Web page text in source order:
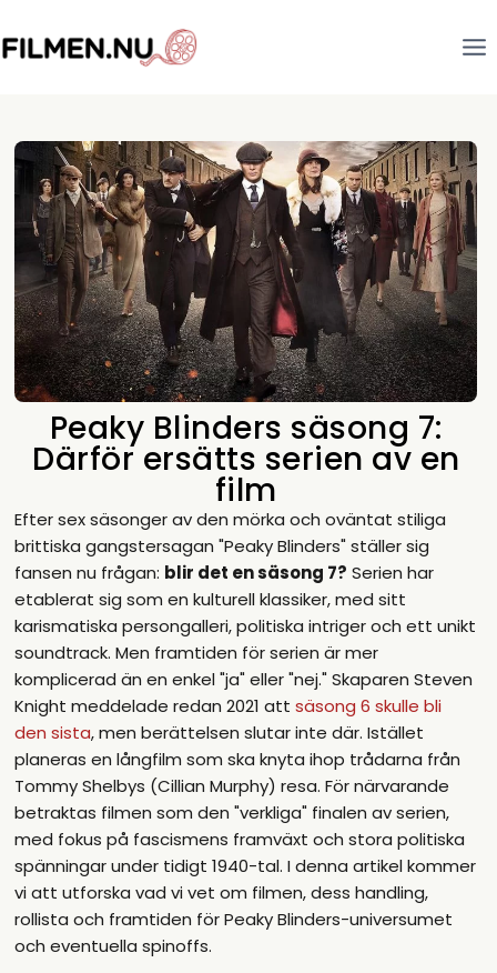
Peaky Blinders säsong 7:
Därför ersätts serien av en
film
Efter sex säsonger av den mörka och oväntat stiliga
brittiska gangstersagan "Peaky Blinders" ställer sig
fansen nu frågan: blir det en säsong 7? Serien har
etablerat sig som en kulturell klassiker, med sitt
karismatiska persongalleri, politiska intriger och ett unikt
soundtrack. Men framtiden för serien är mer
komplicerad än en enkel "ja" eller "nej." Skaparen Steven
Knight meddelade redan 2021 attsäsong 6 skulle bli
den sista, men berättelsen slutar inte där. Istället
planeras en långfilm som ska knyta ihop trådarna från
Tommy Shelbys (Cillian Murphy) resa. För närvarande
betraktas filmen som den "verkliga" finalen av serien,
med fokus på fascismens framväxt och stora politiska
spänningar under tidigt 1940-tal. I denna artikel kommer
vi att utforska vad vi vet om filmen, dess handling,
rollista och framtiden för Peaky Blinders-universumet
och eventuella spinoffs.